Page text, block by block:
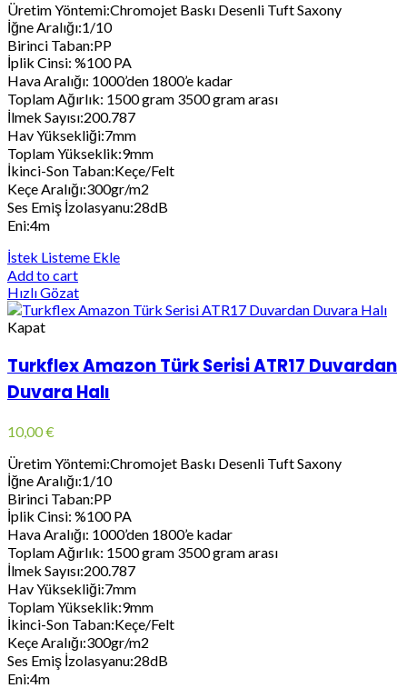
Üretim Yöntemi:Chromojet Baskı Desenli Tuft Saxony
İğne Aralığı:1/10
Birinci Taban:PP
İplik Cinsi: %100 PA
Hava Aralığı: 1000’den 1800’e kadar
Toplam Ağırlık: 1500 gram 3500 gram arası
İlmek Sayısı:200.787
Hav Yüksekliği:7mm
Toplam Yükseklik:9mm
İkinci-Son Taban:Keçe/Felt
Keçe Aralığı:300gr/m2
Ses Emiş İzolasyanu:28dB
Eni:4m
İstek Listeme Ekle
Add to cart
Hızlı Gözat
Kapat
Turkflex Amazon Türk Serisi ATR17 Duvardan
Duvara Halı
10,00€
Üretim Yöntemi:Chromojet Baskı Desenli Tuft Saxony
İğne Aralığı:1/10
Birinci Taban:PP
İplik Cinsi: %100 PA
Hava Aralığı: 1000’den 1800’e kadar
Toplam Ağırlık: 1500 gram 3500 gram arası
İlmek Sayısı:200.787
Hav Yüksekliği:7mm
Toplam Yükseklik:9mm
İkinci-Son Taban:Keçe/Felt
Keçe Aralığı:300gr/m2
Ses Emiş İzolasyanu:28dB
Eni:4m